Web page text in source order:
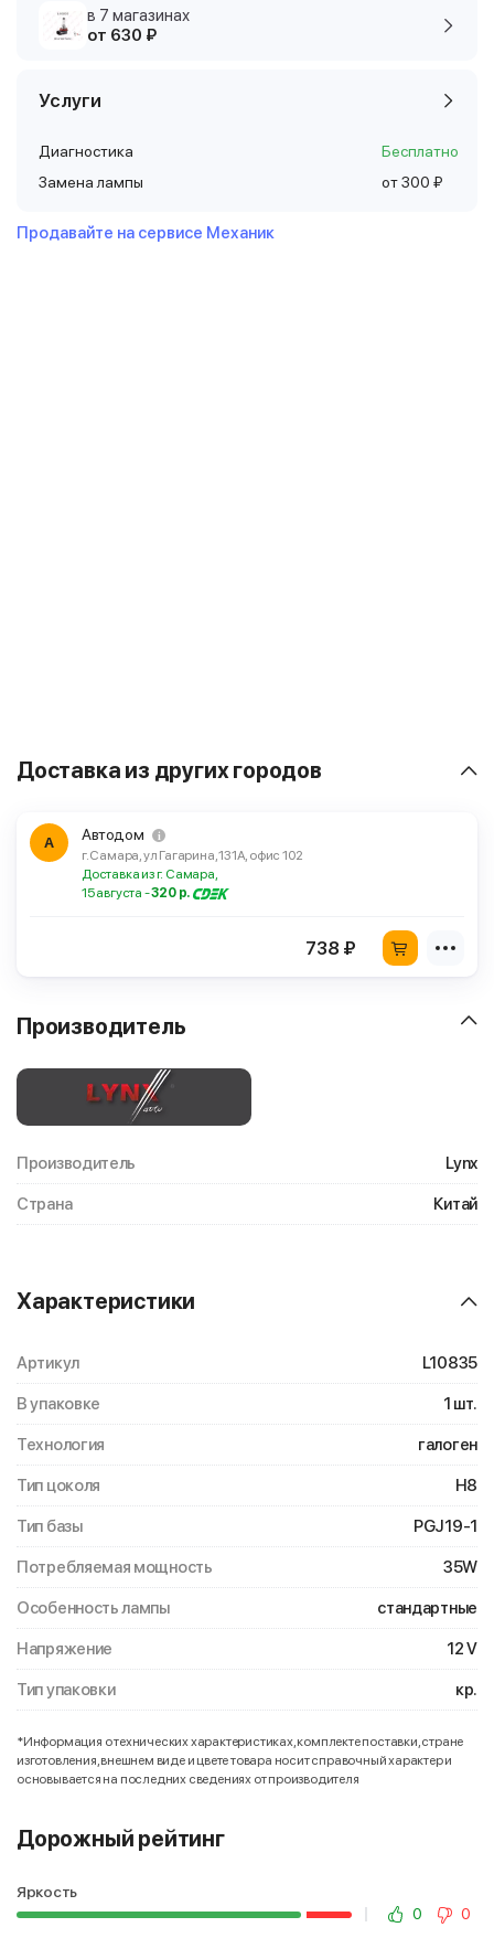
в 7 магазинах
от 630 ₽
Услуги
Диагностика
Бесплатно
Замена лампы
от 300 ₽
Продавайте на сервисе Механик
Доставка из других городов
А Автодом
г. Самара, ул Гагарина, 131А, офис 102
Доставка из г. Самара,
15 августа -320 р.
738 ₽
Производитель
Производитель Lynx
Страна Китай
Характеристики
Артикул L10835
В упаковке 1 шт.
Технология галоген
Тип цоколя H8
Тип базы PGJ19-1
Потребляемая мощность 35W
Особенность лампы стандартные
Напряжение 12 V
Тип упаковки кр.
*Информация о технических характеристиках, комплекте поставки, стране
изготовления, внешнем виде и цвете товара носит справочный характер и
основывается на последних сведениях от производителя
Дорожный рейтинг
Яркость
0
0